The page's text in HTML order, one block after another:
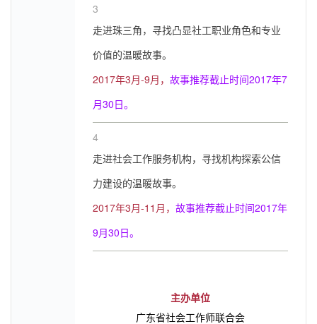
3
走进珠三角，寻找凸显社工职业角色和专业
价值的温暖故事。
2017年3月-9月， 故事推荐截止时间2017年7
月30日。
4
走进社会工作服务机构，寻找机构探索公信
力建设的温暖故事。
2017年3月-11月， 故事推荐截止时间2017年
9月30日。
主办单位
广东省社会工作师联合会